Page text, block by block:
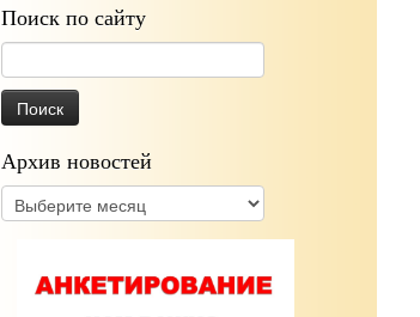
Поиск по сайту
Архив новостей
Архив
новостей